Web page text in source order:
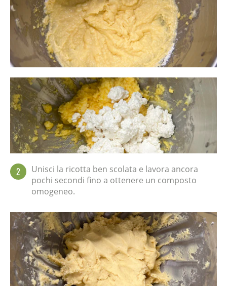
2
Unisci la ricotta ben scolata e lavora ancora
pochi secondi fino a ottenere un composto
omogeneo.